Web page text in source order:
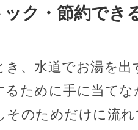
ク・節約でき
、水道でお湯を出
るために手に当て
そのためだけに流